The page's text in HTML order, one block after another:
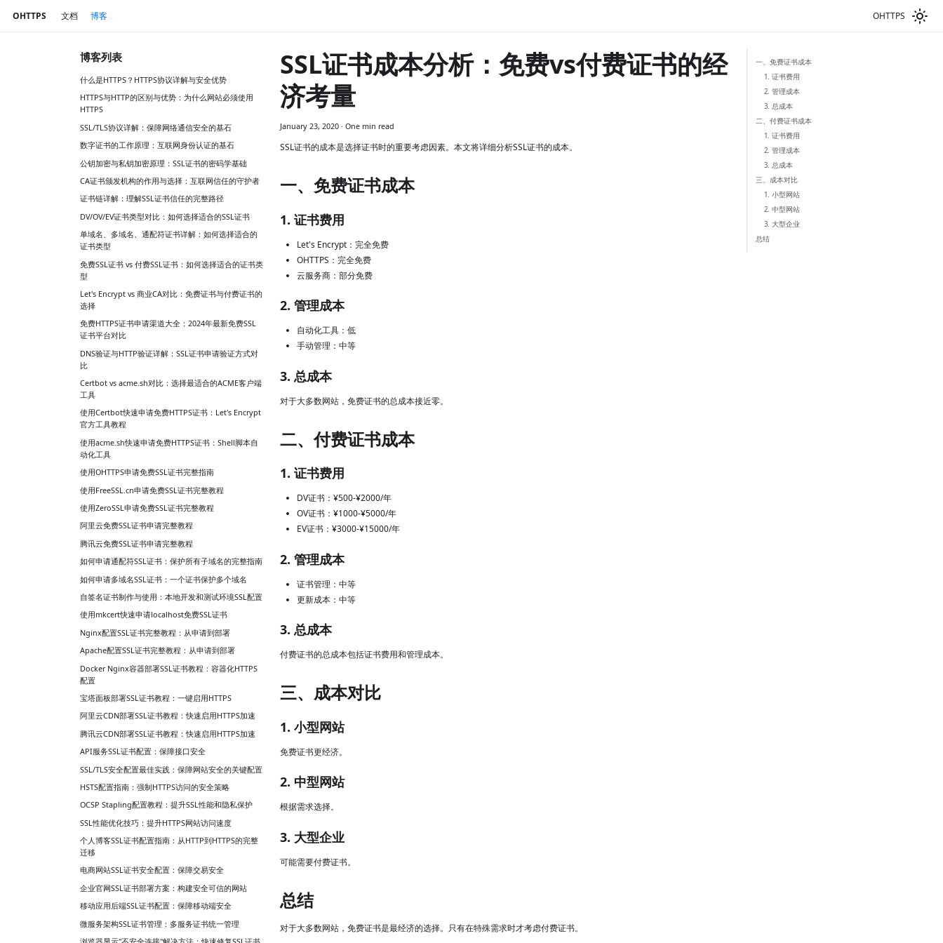
OHTTPS 文档 博客 OHTTPS
博客列表
什么是HTTPS？HTTPS协议详解与安全优势
HTTPS与HTTP的区别与优势：为什么网站必须使用
HTTPS
SSL/TLS协议详解：保障网络通信安全的基石
数字证书的工作原理：互联网身份认证的基石
公钥加密与私钥加密原理：SSL证书的密码学基础
CA证书颁发机构的作用与选择：互联网信任的守护者
证书链详解：理解SSL证书信任的完整路径
DV/OV/EV证书类型对比：如何选择适合的SSL证书
单域名、多域名、通配符证书详解：如何选择适合的
证书类型
免费SSL证书 vs 付费SSL证书：如何选择适合的证书类
型
Let's Encrypt vs 商业CA对比：免费证书与付费证书的
选择
免费HTTPS证书申请渠道大全：2024年最新免费SSL
证书平台对比
DNS验证与HTTP验证详解：SSL证书申请验证方式对
比
Certbot vs acme.sh对比：选择最适合的ACME客户端
工具
使用Certbot快速申请免费HTTPS证书：Let's Encrypt
官方工具教程
使用acme.sh快速申请免费HTTPS证书：Shell脚本自
动化工具
使用OHTTPS申请免费SSL证书完整指南
使用FreeSSL.cn申请免费SSL证书完整教程
使用ZeroSSL申请免费SSL证书完整教程
阿里云免费SSL证书申请完整教程
腾讯云免费SSL证书申请完整教程
如何申请通配符SSL证书：保护所有子域名的完整指南
如何申请多域名SSL证书：一个证书保护多个域名
自签名证书制作与使用：本地开发和测试环境SSL配置
使用mkcert快速申请localhost免费SSL证书
Nginx配置SSL证书完整教程：从申请到部署
Apache配置SSL证书完整教程：从申请到部署
Docker Nginx容器部署SSL证书教程：容器化HTTPS
配置
宝塔面板部署SSL证书教程：一键启用HTTPS
阿里云CDN部署SSL证书教程：快速启用HTTPS加速
腾讯云CDN部署SSL证书教程：快速启用HTTPS加速
API服务SSL证书配置：保障接口安全
SSL/TLS安全配置最佳实践：保障网站安全的关键配置
HSTS配置指南：强制HTTPS访问的安全策略
OCSP Stapling配置教程：提升SSL性能和隐私保护
SSL性能优化技巧：提升HTTPS网站访问速度
个人博客SSL证书配置指南：从HTTP到HTTPS的完整
迁移
电商网站SSL证书安全配置：保障交易安全
企业官网SSL证书部署方案：构建安全可信的网站
移动应用后端SSL证书配置：保障移动端安全
微服务架构SSL证书管理：多服务证书统一管理
SSL证书成本分析：免费vs付费证书的经
济考量
January 23, 2020 · One min read
SSL证书的成本是选择证书时的重要考虑因素。本文将详细分析SSL证书的成本。
一、免费证书成本
1. 证书费用
Let's Encrypt：完全免费
OHTTPS：完全免费
云服务商：部分免费
2. 管理成本
自动化工具：低
手动管理：中等
3. 总成本
对于大多数网站，免费证书的总成本接近零。
二、付费证书成本
1. 证书费用
DV证书：¥500-¥2000/年
OV证书：¥1000-¥5000/年
EV证书：¥3000-¥15000/年
2. 管理成本
证书管理：中等
更新成本：中等
3. 总成本
付费证书的总成本包括证书费用和管理成本。
三、成本对比
1. 小型网站
免费证书更经济。
2. 中型网站
根据需求选择。
3. 大型企业
可能需要付费证书。
总结
对于大多数网站，免费证书是最经济的选择。只有在特殊需求时才考虑付费证书。
一、免费证书成本
1. 证书费用
2. 管理成本
3. 总成本
二、付费证书成本
1. 证书费用
2. 管理成本
3. 总成本
三、成本对比
1. 小型网站
2. 中型网站
3. 大型企业
总结